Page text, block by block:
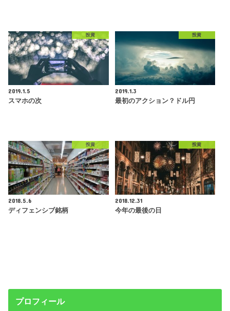
投資
2019.1.5
スマホの次
投資
2019.1.3
最初のアクション？ドル円
投資
2018.5.6
ディフェンシブ銘柄
投資
2018.12.31
今年の最後の日
プロフィール